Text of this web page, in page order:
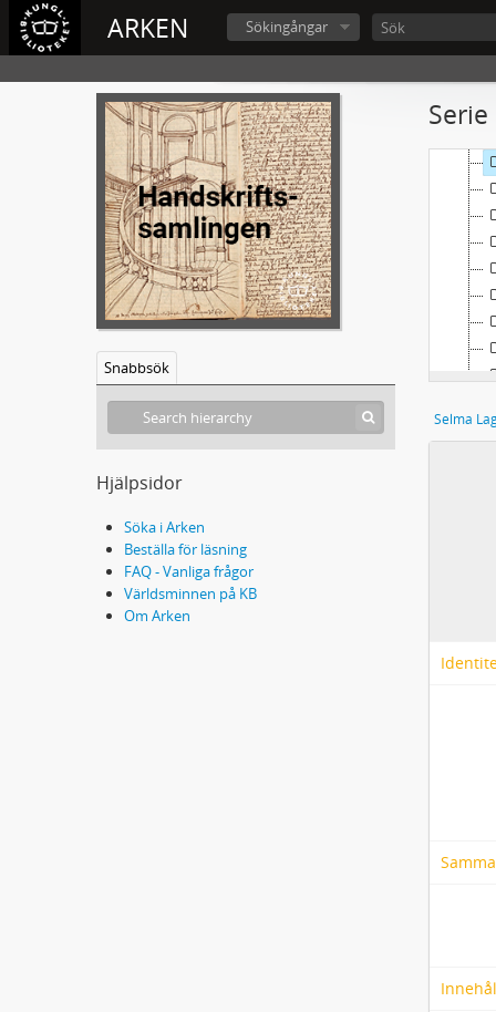
ARKEN Sökingångar
Snabbsök
Hjälpsidor
Söka i Arken
Beställa för läsning
FAQ - Vanliga frågor
Världsminnen på KB
Om Arken
Serie
Selma